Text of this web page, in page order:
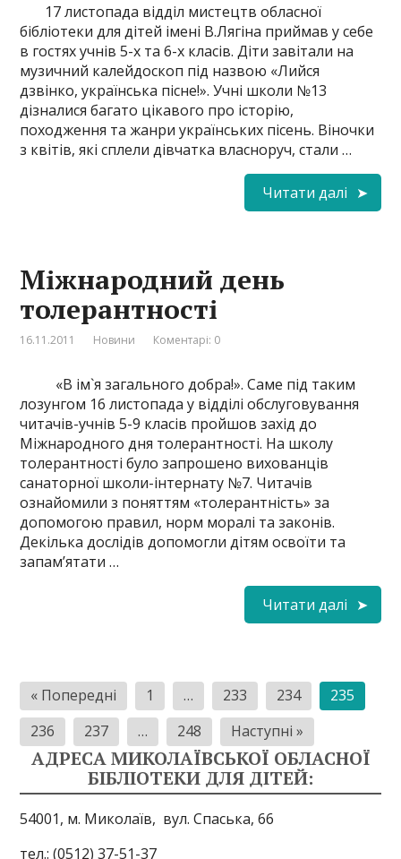
17 листопада відділ мистецтв обласної
бібліотеки для дітей імені В.Лягіна приймав у себе
в гостях учнів 5-х та 6-х класів. Діти завітали на
музичний калейдоскоп під назвою «Лийся
дзвінко, українська пісне!». Учні школи №13
дізналися багато цікавого про історію,
походження та жанри українських пісень. Віночки
з квітів, які сплели дівчатка власноруч, стали …
Читати далі
Міжнародний день
толерантності
16.11.2011 Новини Коментарі: 0
«В ім`я загального добра!». Саме під таким
лозунгом 16 листопада у відділі обслуговування
читачів-учнів 5-9 класів пройшов захід до
Міжнародного дня толерантності. На школу
толерантності було запрошено вихованців
санаторної школи-інтернату №7. Читачів
ознайомили з поняттям «толерантність» за
допомогою правил, норм моралі та законів.
Декілька дослідів допомогли дітям освоїти та
запам’ятати …
Читати далі
Пагінація
записів
« Попередні 1 … 233 234
235
236
237 … 248 Наступні »
АДРЕСА МИКОЛАЇВСЬКОЇ ОБЛАСНОЇ
БІБЛІОТЕКИ ДЛЯ ДІТЕЙ:
54001, м. Миколаїв, вул. Спаська, 66
тел.: (0512) 37-51-37